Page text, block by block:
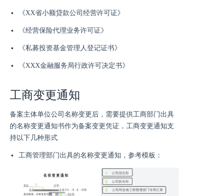
《XX省小额贷款公司经营许可证》
《经营保险代理业务许可证》
《私募投资基金管理人登记证书》
《XXX金融服务局行政许可决定书》
工商变更通知
备案主体单位公司名称变更后，需要提供工商部门出具
的名称变更通知书作为备案变更凭证，工商变更通知支
持以下几种形式
工商管理部门出具的名称变更通知，参考模板：